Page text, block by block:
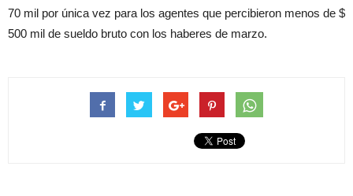
70 mil por única vez para los agentes que percibieron menos de $
500 mil de sueldo bruto con los haberes de marzo.